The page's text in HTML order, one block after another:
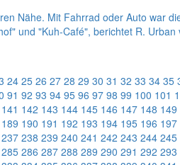
Nähe. Mit Fahrrad oder Auto war
und "Kuh-Café", berichtet R.
24 25 26 27 28 29 30 31 32 33 34 35
91 92 93 94 95 96 97 98 99 100 101
141 142 143 144 145 146 147 148 149
189 190 191 192 193 194 195 196 197
237 238 239 240 241 242 243 244 245
285 286 287 288 289 290 291 292 293